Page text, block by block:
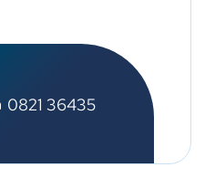
0821 36435